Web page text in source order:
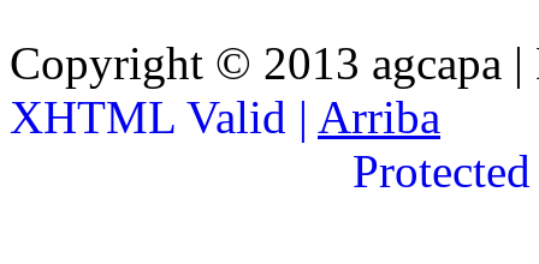
Copyright © 2013 agcapa
XHTML Valid | Arriba